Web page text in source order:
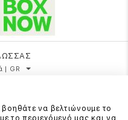
| GR
να βελτιώνουμε το
το περιεχόμενό μας και να